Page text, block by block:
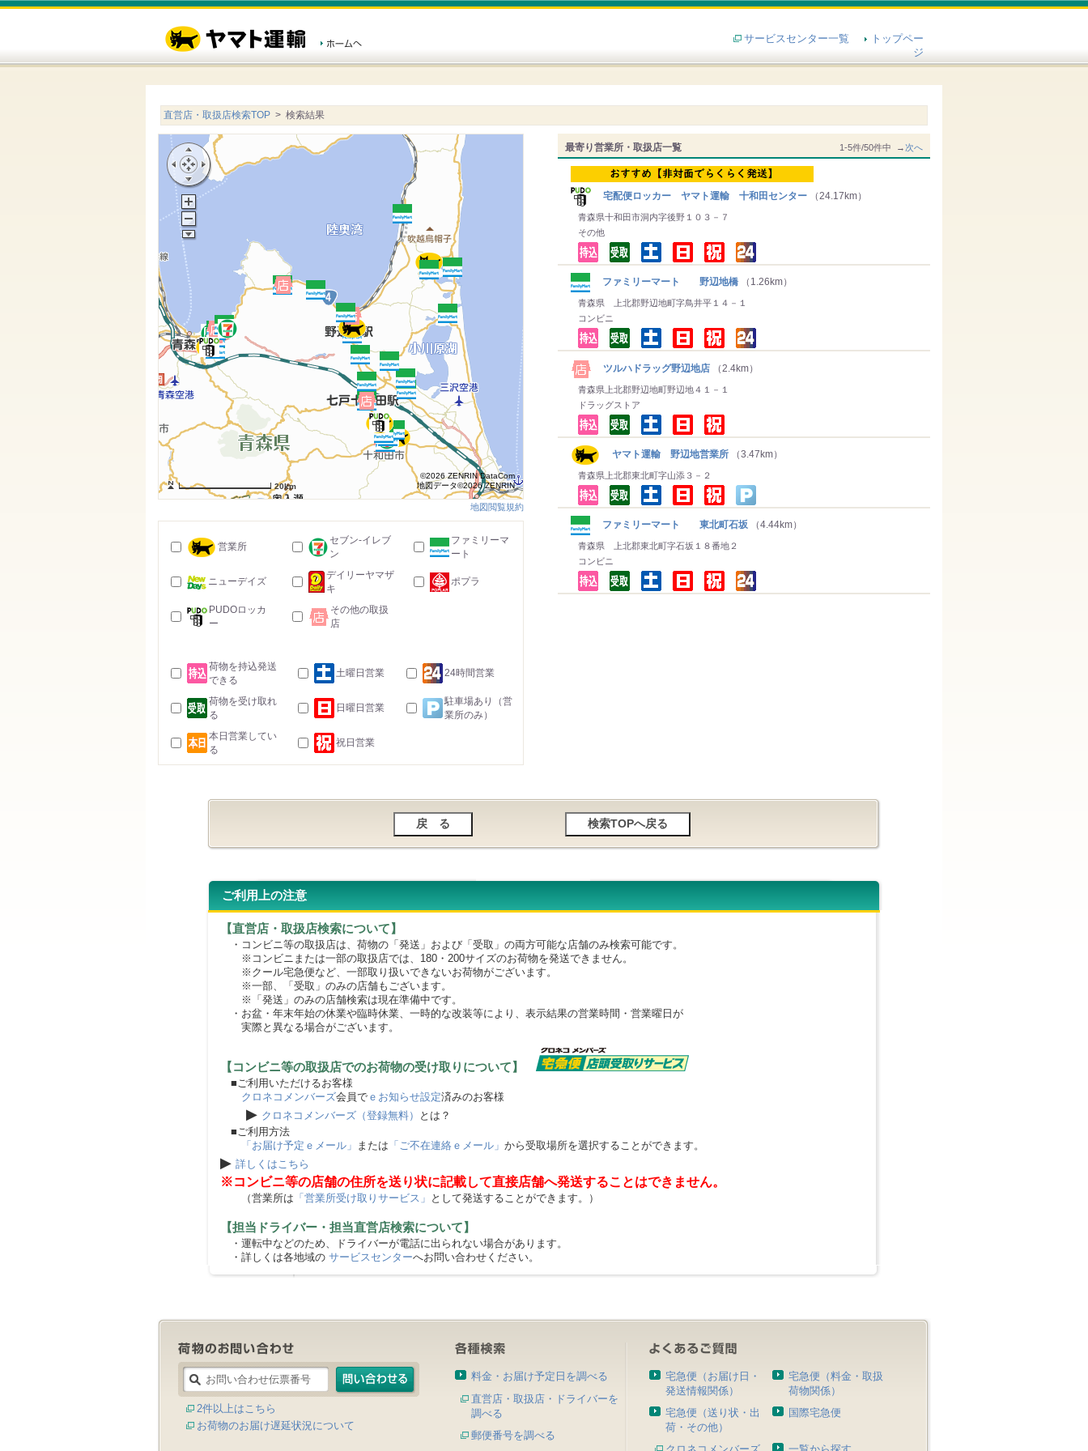
サービスセンター一覧
トップペー
ジ
直営店・取扱店検索TOP > 検索結果
最寄り営業所・取扱店一覧 1-5件/50件中 →次へ
宅配便ロッカー ヤマト運輸 十和田センター （24.17km）
青森県十和田市洞内字後野１０３－７
その他
ファミリーマート 野辺地橋 （1.26km）
青森県 上北郡野辺地町字鳥井平１４－１
コンビニ
ツルハドラッグ野辺地店 （2.4km）
青森県上北郡野辺地町野辺地４１－１
ドラッグストア
ヤマト運輸 野辺地営業所 （3.47km）
青森県上北郡東北町字山添３－２
ファミリーマート 東北町石坂 （4.44km）
青森県 上北郡東北町字石坂１８番地２
コンビニ
20km
©2026 ZENRIN DataCom
地図データ©2026 ZENRIN
地図閲覧規約
営業所
セブン-イレブ
ン
ファミリーマ
ート
ニューデイズ
デイリーヤマザ
キ
ポプラ
PUDOロッカ
ー
その他の取扱
店
荷物を持込発送
できる
土曜日営業 24時間営業
荷物を受け取れ
る
日曜日営業
駐車場あり（営
業所のみ）
本日営業してい
る
祝日営業
ご利用上の注意
【直営店・取扱店検索について】
・コンビニ等の取扱店は、荷物の「発送」および「受取」の両方可能な店舗のみ検索可能です。
※コンビニまたは一部の取扱店では、180・200サイズのお荷物を発送できません。
※クール宅急便など、一部取り扱いできないお荷物がございます。
※一部、「受取」のみの店舗もございます。
※「発送」のみの店舗検索は現在準備中です。
・お盆・年末年始の休業や臨時休業、一時的な改装等により、表示結果の営業時間・営業曜日が
実際と異なる場合がございます。
【コンビニ等の取扱店でのお荷物の受け取りについて】
■ご利用いただけるお客様
クロネコメンバーズ会員で ｅお知らせ設定済みのお客様
▶ クロネコメンバーズ（登録無料）
とは？
■ご利用方法
「お届け予定ｅメール」 または 「ご不在連絡ｅメール」 から受取場所を選択することができます。
▶ 詳しくはこちら
※コンビニ等の店舗の住所を送り状に記載して直接店舗へ発送することはできません。
（営業所は 「営業所受け取りサービス」 として発送することができます。）
【担当ドライバー・担当直営店検索について】
・運転中などのため、ドライバーが電話に出られない場合があります。
・詳しくは各地域の サービスセンターへお問い合わせください。
2件以上はこちら
お荷物のお届け遅延状況について
料金・お届け予定日を調べる
直営店・取扱店・ドライバーを
調べる
郵便番号を調べる
宅急便（お届け日・
発送情報関係）
宅急便（料金・取扱
荷物関係）
宅急便（送り状・出
荷・その他）
国際宅急便